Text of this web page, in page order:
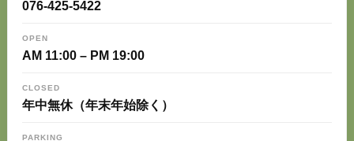
076-425-5422
OPEN
AM 11:00 – PM 19:00
CLOSED
年中無休（年末年始除く）
PARKING